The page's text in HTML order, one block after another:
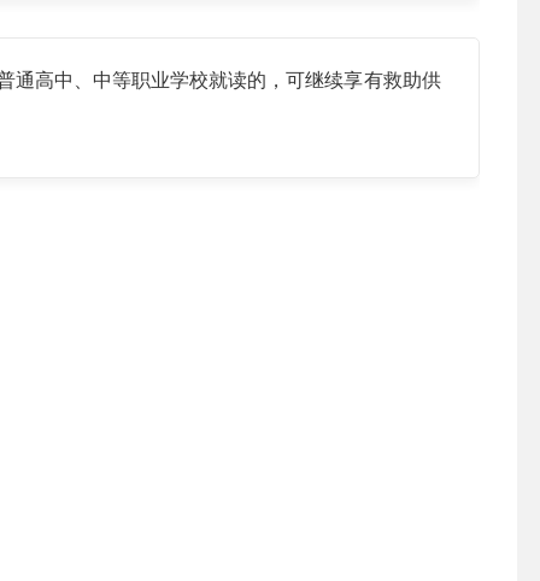
高中、中等职业学校就读的，可继续享有救助供